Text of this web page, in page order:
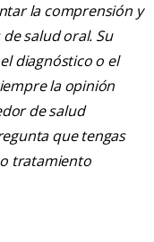
la comprensión y
salud oral. Su
diagnóstico o el
la opinión
de salud
que tengas
tratamiento